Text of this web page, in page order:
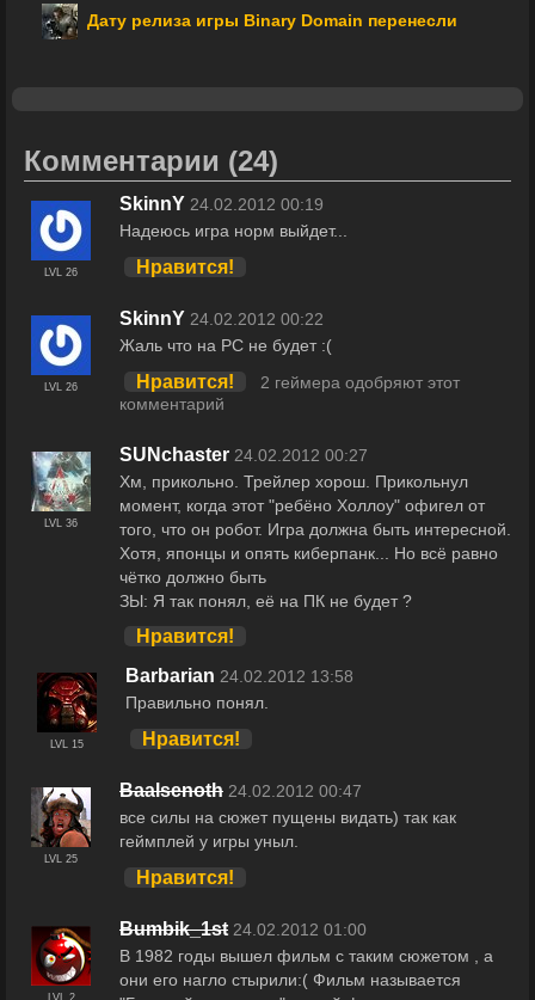
Дату релиза игры Binary Domain перенесли
Комментарии (24)
LVL 26
SkinnY 24.02.2012 00:19
Надеюсь игра норм выйдет...
Нравится!
LVL 26
SkinnY 24.02.2012 00:22
Жаль что на PC не будет :(
Нравится!
2 геймера одобряют этот
комментарий
LVL 36
SUNchaster 24.02.2012 00:27
Хм, прикольно. Трейлер хорош. Прикольнул
момент, когда этот "ребёно Холлоу" офигел от
того, что он робот. Игра должна быть интересной.
Хотя, японцы и опять киберпанк... Но всё равно
чётко должно быть
ЗЫ: Я так понял, её на ПК не будет ?
Нравится!
LVL 15
Barbarian 24.02.2012 13:58
Правильно понял.
Нравится!
LVL 25
Baalsenoth 24.02.2012 00:47
все силы на сюжет пущены видать) так как
геймплей у игры уныл.
Нравится!
Bumbik_1st 24.02.2012 01:00
В 1982 годы вышел фильм с таким сюжетом , а
они его нагло стырили:( Фильм называется